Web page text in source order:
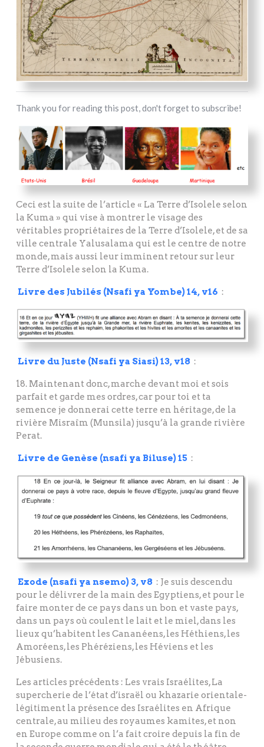
Thank you for reading this post, don't forget to subscribe!
Ceci est la suite de l’article « La Terre d’Isolele selon
la Kuma » qui vise à montrer le visage des
véritables propriétaires de la Terre d’Isolele, et de sa
ville centrale Yalusalama qui est le centre de notre
monde, mais aussi leur imminent retour sur leur
Terre d’Isolele selon la Kuma.
Livre des Jubilés (Nsafi ya Yombe) 14, v16 :
Livre du Juste (Nsafi ya Siasi) 13, v18 :
18. Maintenant donc, marche devant moi et sois
parfait et garde mes ordres, car pour toi et ta
semence je donnerai cette terre en héritage, de la
rivière Misraîm (Munsila) jusqu’à la grande rivière
Perat.
Livre de Genèse (nsafi ya Biluse) 15 :
Exode (nsafi ya nsemo) 3, v8 : Je suis descendu
pour le délivrer de la main des Egyptiens, et pour le
faire monter de ce pays dans un bon et vaste pays,
dans un pays où coulent le lait et le miel, dans les
lieux qu’habitent les Cananéens, les Héthiens, les
Amoréens, les Phéréziens, les Héviens et les
Jébusiens.
Les articles précédents : Les vrais Israélites, La
supercherie de l’état d’israël ou khazarie orientale-
légitiment la présence des Israélites en Afrique
centrale, au milieu des royaumes kamites, et non
en Europe comme on l’a fait croire depuis la fin de